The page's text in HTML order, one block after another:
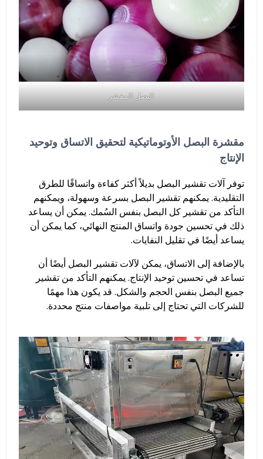
البصل المقشر
مقشرة البصل الأوتوماتيكية لتحقيق الاتساق وتوحيد
الإنتاج
توفر آلات تقشير البصل بديلاً أكثر كفاءة واتساقًا للطرق
التقليدية. يمكنهم تقشير البصل بسرعة وسهولة، ويمكنهم
التأكد من تقشير كل البصل بنفس السُمك. يمكن أن يساعد
ذلك في تحسين جودة واتساق المنتج النهائي، كما يمكن أن
يساعد أيضًا في تقليل النفايات.
بالإضافة إلى الاتساق، يمكن لآلات تقشير البصل أيضًا أن
تساعد في تحسين توحيد الإنتاج. يمكنهم التأكد من تقشير
جميع البصل بنفس الحجم والشكل. قد يكون هذا مهمًا
للشركات التي تحتاج إلى تلبية مواصفات منتج محددة.